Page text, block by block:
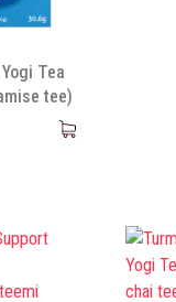
Tea
tee)